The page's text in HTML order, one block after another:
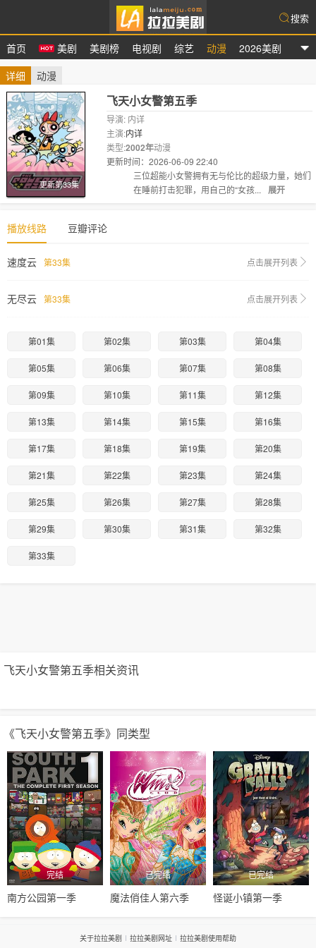
首页 美剧 美剧榜 电视剧 综艺 动漫 2026美剧
搜索
详细 动漫
更新第33集
飞天小女警第五季
导演: 内详
主演:内详
类型:2002年动漫
更新时间：2026-06-09 22:40
三位超能小女警拥有无与伦比的超级力量，她们
在睡前打击犯罪，用自己的“女孩...
展开
播放线路 豆瓣评论
速度云 第33集 点击展开列表
无尽云 第33集 点击展开列表
第01集 第02集 第03集 第04集
第05集 第06集 第07集 第08集
第09集 第10集 第11集 第12集
第13集 第14集 第15集 第16集
第17集 第18集 第19集 第20集
第21集 第22集 第23集 第24集
第25集 第26集 第27集 第28集
第29集 第30集 第31集 第32集
第33集
飞天小女警第五季相关资讯
《飞天小女警第五季》同类型
完结
南方公园第一季
已完结
魔法俏佳人第六季
已完结
怪诞小镇第一季
关于拉拉美剧 拉拉美剧网址 拉拉美剧使用帮助